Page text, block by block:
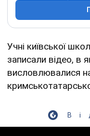
Учні київської
записали відео, в
висловлювалися